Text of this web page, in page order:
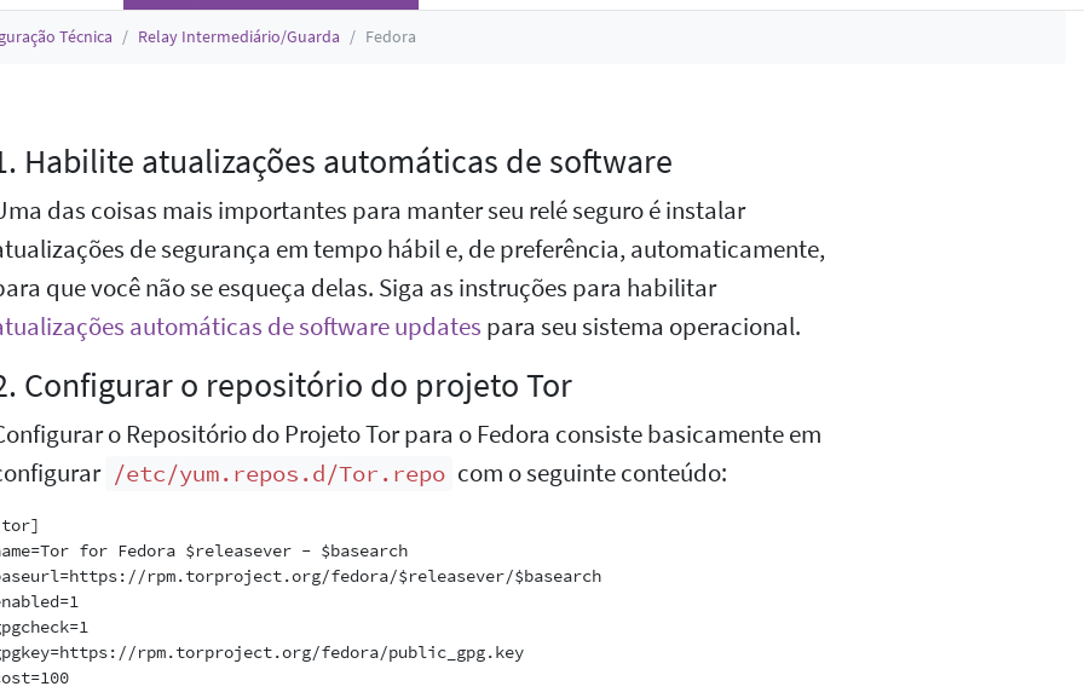
Técnica Relay Intermediário/Guarda Fedora
Habilite atualizações automáticas de software
das coisas mais importantes para manter seu relé seguro é instalar
de segurança em tempo hábil e, de preferência, automaticamente,
que você não se esqueça delas. Siga as instruções para habilitar
automáticas de software updates para seu sistema operacional.
Configurar o repositório do projeto Tor
o Repositório do Projeto Tor para o Fedora consiste basicamente em
/etc/yum.repos.d/Tor.repo com o seguinte conteúdo:
for Fedora $releasever - $basearch
rpm.torproject.org/fedora/$releasever/$basearch
rpm.torproject.org/fedora/public_gpg.key
cost=100